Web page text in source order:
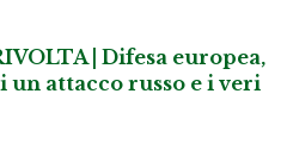
| Difesa europea,
un attacco russo e i veri